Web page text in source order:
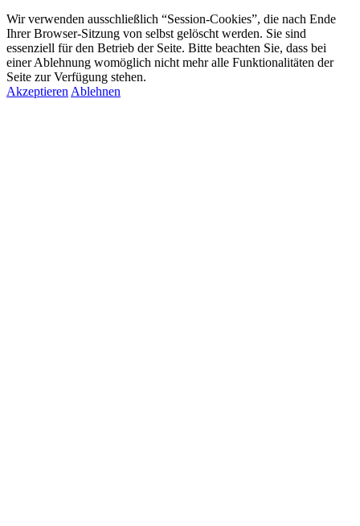
Wir verwenden ausschließlich “Session-Cookies”, die nach Ende
Ihrer Browser-Sitzung von selbst gelöscht werden. Sie sind
essenziell für den Betrieb der Seite. Bitte beachten Sie, dass bei
einer Ablehnung womöglich nicht mehr alle Funktionalitäten der
Seite zur Verfügung stehen.
AkzeptierenAblehnen